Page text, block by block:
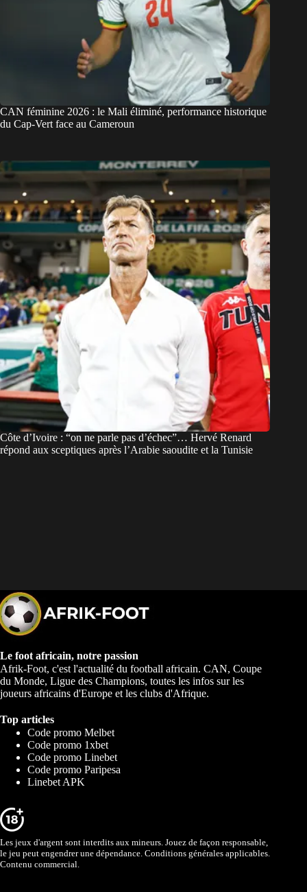
CAN féminine 2026 : le Mali éliminé, performance historique
du Cap-Vert face au Cameroun
Côte d’Ivoire : “on ne parle pas d’échec”… Hervé Renard
répond aux sceptiques après l’Arabie saoudite et la Tunisie
Le foot africain, notre passion
Afrik-Foot, c'est l'actualité du football africain. CAN, Coupe
du Monde, Ligue des Champions, toutes les infos sur les
joueurs africains d'Europe et les clubs d'Afrique.
Top articles
Code promo Melbet
Code promo 1xbet
Code promo Linebet
Code promo Paripesa
Linebet APK
Les jeux d'argent sont interdits aux mineurs. Jouez de façon responsable,
le jeu peut engendrer une dépendance. Conditions générales applicables.
Contenu commercial.